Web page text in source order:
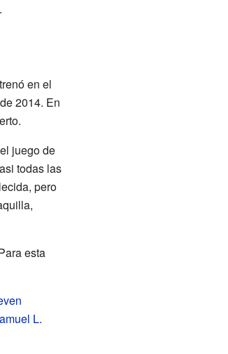
en el
2014. En
juego de
todas las
pero
esta
L.